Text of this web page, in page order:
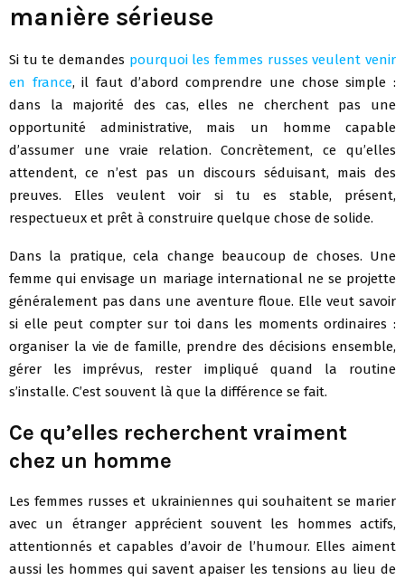
manière sérieuse
Si tu te demandes pourquoi les femmes russes veulent venir
en france, il faut d’abord comprendre une chose simple :
dans la majorité des cas, elles ne cherchent pas une
opportunité administrative, mais un homme capable
d’assumer une vraie relation. Concrètement, ce qu’elles
attendent, ce n’est pas un discours séduisant, mais des
preuves. Elles veulent voir si tu es stable, présent,
respectueux et prêt à construire quelque chose de solide.
Dans la pratique, cela change beaucoup de choses. Une
femme qui envisage un mariage international ne se projette
généralement pas dans une aventure floue. Elle veut savoir
si elle peut compter sur toi dans les moments ordinaires :
organiser la vie de famille, prendre des décisions ensemble,
gérer les imprévus, rester impliqué quand la routine
s’installe. C’est souvent là que la différence se fait.
Ce qu’elles recherchent vraiment
chez un homme
Les femmes russes et ukrainiennes qui souhaitent se marier
avec un étranger apprécient souvent les hommes actifs,
attentionnés et capables d’avoir de l’humour. Elles aiment
aussi les hommes qui savent apaiser les tensions au lieu de